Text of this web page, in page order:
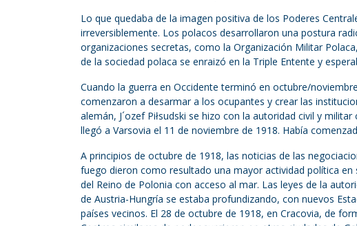
Lo que quedaba de la imagen positiva de los Poderes
irreversiblemente. Los polacos desarrollaron una postura
organizaciones secretas, como la Organización Militar
de la sociedad polaca se enraizó en la Triple Entente y
Cuando la guerra en Occidente terminó en octubre/
comenzaron a desarmar a los ocupantes y crear las
alemán, J´ozef Piłsudski se hizo con la autoridad civil y
llegó a Varsovia el 11 de noviembre de 1918. Había
A principios de octubre de 1918, las noticias de las
fuego dieron como resultado una mayor actividad política
del Reino de Polonia con acceso al mar. Las leyes de la
de Austria-Hungría se estaba profundizando, con nuevos
países vecinos. El 28 de octubre de 1918, en Cracovia, de